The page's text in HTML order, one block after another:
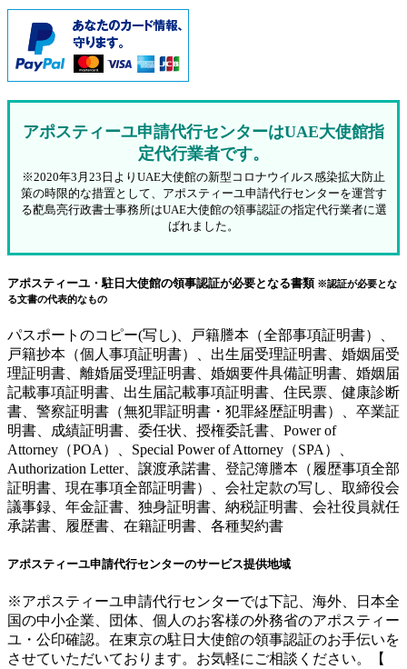
アポスティーユ申請代行センターはUAE大使館指
定代行業者です。
※2020年3月23日よりUAE大使館の新型コロナウイルス感染拡大防止
策の時限的な措置として、アポスティーユ申請代行センターを運営す
る蓜島亮行政書士事務所はUAE大使館の領事認証の指定代行業者に選
ばれました。
アポスティーユ・駐日大使館の領事認証が必要となる書類 ※認証が必要とな
る文書の代表的なもの
パスポートのコピー(写し)、戸籍謄本（全部事項証明書）、
戸籍抄本（個人事項証明書）、出生届受理証明書、婚姻届受
理証明書、離婚届受理証明書、婚姻要件具備証明書、婚姻届
記載事項証明書、出生届記載事項証明書、住民票、健康診断
書、警察証明書（無犯罪証明書・犯罪経歴証明書）、卒業証
明書、成績証明書、委任状、授権委託書、Power of
Attorney（POA）、Special Power of Attorney（SPA）、
Authorization Letter、譲渡承諾書、登記簿謄本（履歴事項全部
証明書、現在事項全部証明書）、会社定款の写し、取締役会
議事録、年金証書、独身証明書、納税証明書、会社役員就任
承諾書、履歴書、在籍証明書、各種契約書
アポスティーユ申請代行センターのサービス提供地域
※アポスティーユ申請代行センターでは下記、海外、日本全
国の中小企業、団体、個人のお客様の外務省のアポスティー
ユ・公印確認。在東京の駐日大使館の領事認証のお手伝いを
させていただいております。お気軽にご相談ください。【